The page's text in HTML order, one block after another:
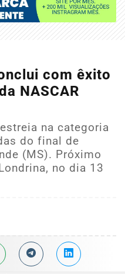
com êxito
NASCAR
na categoria
do final de
(MS). Próximo
no dia 13